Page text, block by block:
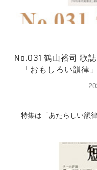
No.031 鶴山裕司 歌
「おもしろい韻律
特集は「あたらしい韻